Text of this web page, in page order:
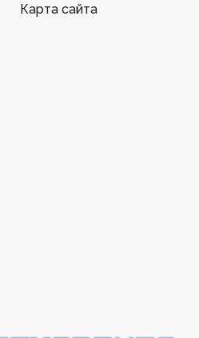
Карта сайта